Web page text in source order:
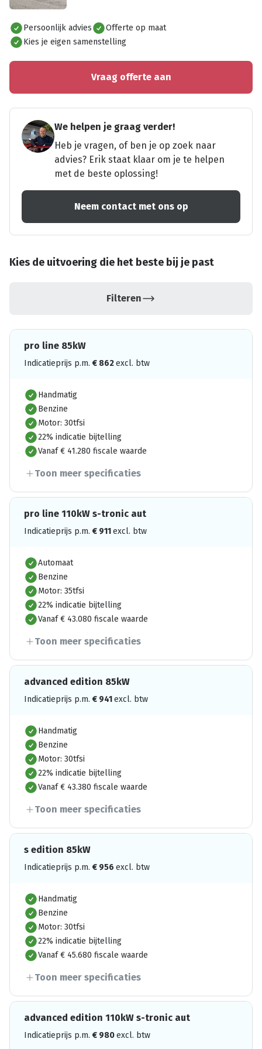
Alles bekijken
Persoonlijk advies
Offerte op maat
Kies je eigen samenstelling
Vraag offerte aan
We helpen je graag verder!
Heb je vragen, of ben je op zoek naar
advies? Erik staat klaar om je te helpen
met de beste oplossing!
Neem contact met ons op
Kies de uitvoering die het beste bij je past
Filteren
pro line 85kW
Indicatieprijs p.m. € 862excl. btw
Handmatig
Benzine
Motor: 30tfsi
22% indicatie bijtelling
Vanaf € 41.280 fiscale waarde
Toon meer specificaties
pro line 110kW s-tronic aut
Indicatieprijs p.m. € 911excl. btw
Automaat
Benzine
Motor: 35tfsi
22% indicatie bijtelling
Vanaf € 43.080 fiscale waarde
Toon meer specificaties
advanced edition 85kW
Indicatieprijs p.m. € 941excl. btw
Handmatig
Benzine
Motor: 30tfsi
22% indicatie bijtelling
Vanaf € 43.380 fiscale waarde
Toon meer specificaties
s edition 85kW
Indicatieprijs p.m. € 956 excl. btw
Handmatig
Benzine
Motor: 30tfsi
22% indicatie bijtelling
Vanaf € 45.680 fiscale waarde
Toon meer specificaties
advanced edition 110kW s-tronic aut
Indicatieprijs p.m. € 980excl. btw